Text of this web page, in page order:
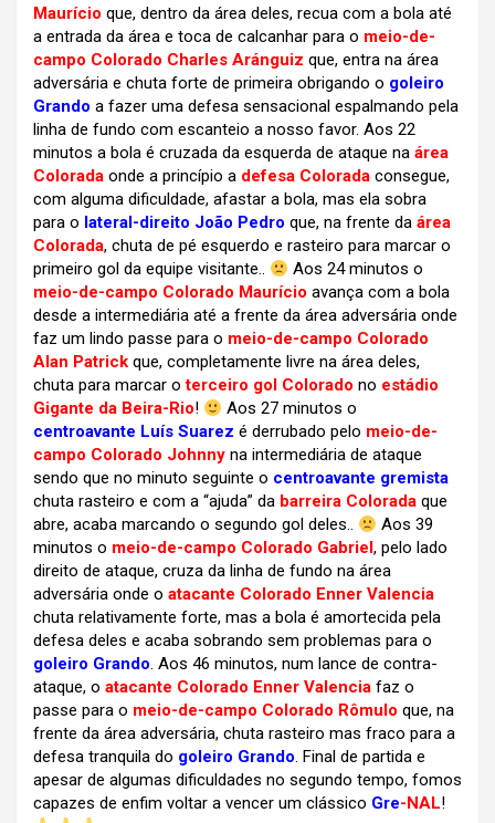
Maurício que, dentro da área deles, recua com a bola até
a entrada da área e toca de calcanhar para o meio-de-
campo Colorado Charles Aránguiz que, entra na área
adversária e chuta forte de primeira obrigando o goleiro
Grando a fazer uma defesa sensacional espalmando pela
linha de fundo com escanteio a nosso favor. Aos 22
minutos a bola é cruzada da esquerda de ataque na área
Colorada onde a princípio a defesa Colorada consegue,
com alguma dificuldade, afastar a bola, mas ela sobra
para o lateral-direito João Pedro que, na frente da área
Colorada, chuta de pé esquerdo e rasteiro para marcar o
primeiro gol da equipe visitante..
Aos 24 minutos o
meio-de-campo Colorado Maurício avança com a bola
desde a intermediária até a frente da área adversária onde
faz um lindo passe para o meio-de-campo Colorado
Alan Patrick que, completamente livre na área deles,
chuta para marcar oterceiro gol Colorado no estádio
Gigante da Beira-Rio!
Aos 27 minutos o
centroavante Luís Suarez é derrubado pelo meio-de-
campo Colorado Johnny na intermediária de ataque
sendo que no minuto seguinte o centroavante gremista
chuta rasteiro e com a “ajuda” da barreira Colorada que
abre, acaba marcando o segundo gol deles..
Aos 39
minutos o meio-de-campo Colorado Gabriel, pelo lado
direito de ataque, cruza da linha de fundo na área
adversária onde o atacante Colorado Enner Valencia
chuta relativamente forte, mas a bola é amortecida pela
defesa deles e acaba sobrando sem problemas para o
goleiro Grando. Aos 46 minutos, num lance de contra-
ataque, o atacante Colorado Enner Valencia faz o
passe para o meio-de-campo Colorado Rômulo que, na
frente da área adversária, chuta rasteiro mas fraco para a
defesa tranquila do goleiro Grando. Final de partida e
apesar de algumas dificuldades no segundo tempo, fomos
capazes de enfim voltar a vencer um clássico Gre-NAL!